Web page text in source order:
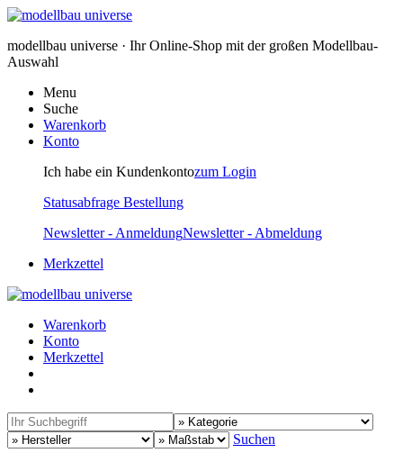
modellbau universe · Ihr Online-Shop mit der großen Modellbau-
Auswahl
Menu
Suche
Warenkorb
Konto
Ich habe ein Kundenkontozum Login
Statusabfrage Bestellung
Newsletter - AnmeldungNewsletter - Abmeldung
Merkzettel
Warenkorb
Konto
Merkzettel
Suchen